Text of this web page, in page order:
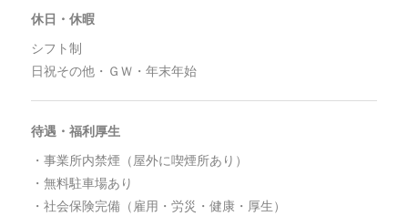
休日・休暇
シフト制
日祝その他・ＧＷ・年末年始
待遇・福利厚生
・事業所内禁煙（屋外に喫煙所あり）
・無料駐車場あり
・社会保険完備（雇用・労災・健康・厚生）